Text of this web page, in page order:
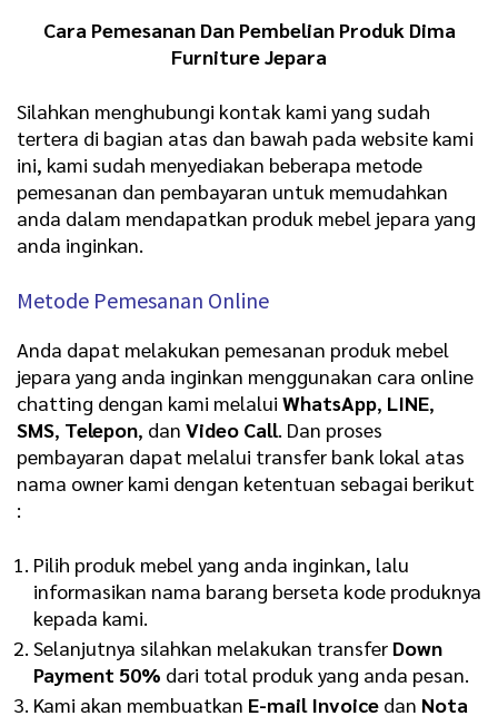
Cara Pemesanan Dan Pembelian Produk Dima
Furniture Jepara
Silahkan menghubungi kontak kami yang sudah
tertera di bagian atas dan bawah pada website kami
ini, kami sudah menyediakan beberapa metode
pemesanan dan pembayaran untuk memudahkan
anda dalam mendapatkan produk mebel jepara yang
anda inginkan.
Metode Pemesanan Online
Anda dapat melakukan pemesanan produk mebel
jepara yang anda inginkan menggunakan cara online
chatting dengan kami melalui WhatsApp, LINE,
SMS, Telepon, dan Video Call. Dan proses
pembayaran dapat melalui transfer bank lokal atas
nama owner kami dengan ketentuan sebagai berikut
:
Pilih produk mebel yang anda inginkan, lalu
informasikan nama barang berseta kode produknya
kepada kami.
Selanjutnya silahkan melakukan transfer Down
Payment 50% dari total produk yang anda pesan.
Kami akan membuatkan E-mail Invoice dan Nota